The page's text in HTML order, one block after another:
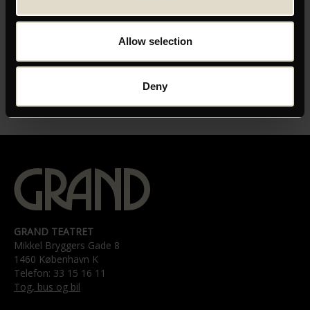
Allow selection
Deny
Julie Bezerra Madsen
01:11
GRAND TEATRET
Mikkel Bryggers Gade 8
1460 København K
Telefon: 33 15 16 11
Tog, bus og bil